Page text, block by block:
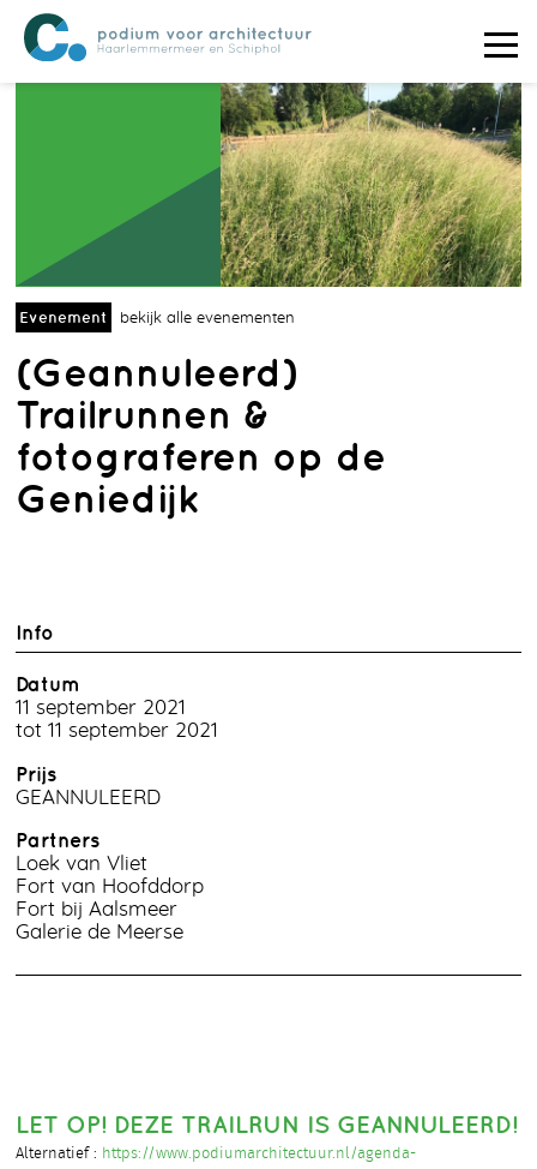
Evenement bekijk alle evenementen
(Geannuleerd)
Trailrunnen &
fotograferen op de
Geniedijk
Info
Datum
11 september 2021
tot 11 september 2021
Prijs
GEANNULEERD
Partners
Loek van Vliet
Fort van Hoofddorp
Fort bij Aalsmeer
Galerie de Meerse
LET OP! DEZE TRAILRUN IS GEANNULEERD!
Alternatief : https://www.podiumarchitectuur.nl/agenda-